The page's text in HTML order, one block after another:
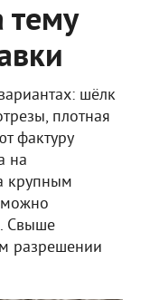
тему
шёлк
плотная
фактуру
на
крупным
Свыше
разрешении